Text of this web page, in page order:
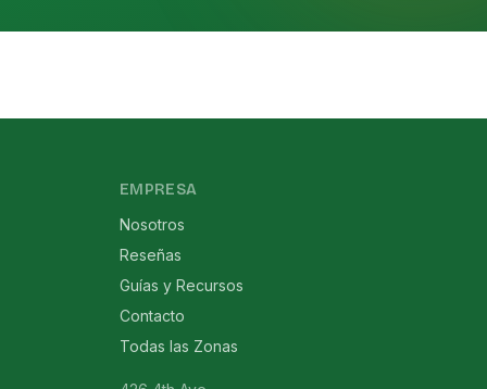
EMPRESA
Nosotros
Reseñas
Guías y Recursos
Contacto
Todas las Zonas